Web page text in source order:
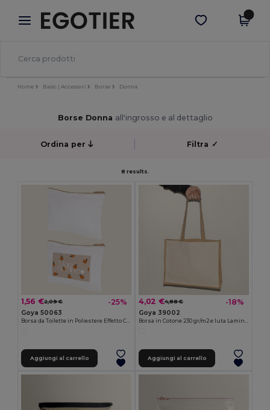
× App Egotier
Prezzi migliori sull'app!
Scarica app
Home Basic | Accessori Borse Donna
Borse Donna all'ingrosso e al dettaglio
Ordina per Filtra ✓
8 results.
1,56 €2,09 € -25%
Goya 50063
Borsa da Toilette in Poliestere Effetto Cotone POLY
Aggiungi al carrello
4,02 €4,88 € -18%
Goya 39002
Borsa in Cotone 230 gr/m2 e Iuta Laminata SHOPPER
Aggiungi al carrello